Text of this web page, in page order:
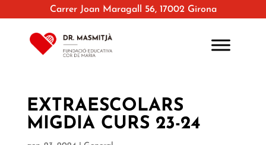
Carrer Joan Maragall 56, 17002 Girona
EXTRAESCOLARS
MIGDIA CURS 23-24